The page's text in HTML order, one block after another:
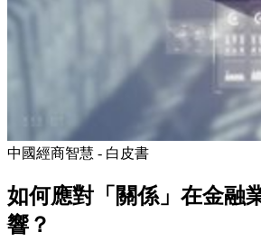
中國經商智慧 - 白皮書
如何應對「關係」在金融
響？